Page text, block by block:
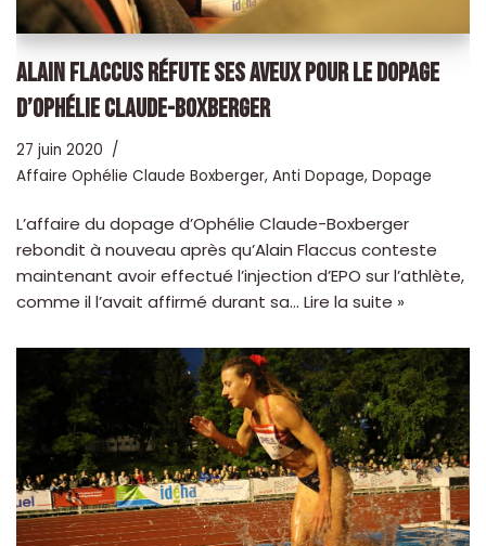
ALAIN FLACCUS RÉFUTE SES AVEUX POUR LE DOPAGE
D’OPHÉLIE CLAUDE-BOXBERGER
27 juin 2020
Affaire Ophélie Claude Boxberger, Anti Dopage, Dopage
L’affaire du dopage d’Ophélie Claude-Boxberger
rebondit à nouveau après qu’Alain Flaccus conteste
maintenant avoir effectué l’injection d’EPO sur l’athlète,
comme il l’avait affirmé durant sa… Lire la suite »